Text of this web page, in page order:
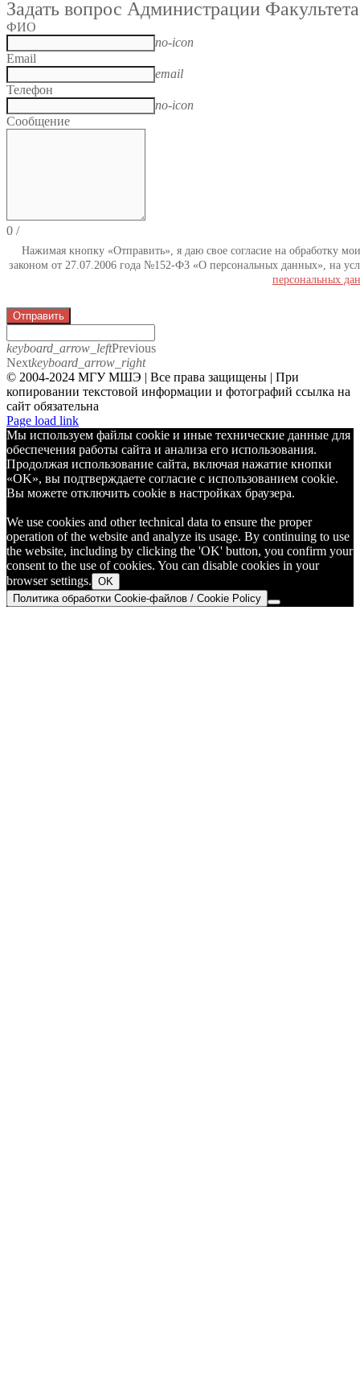
Задать вопрос Администрации Факультета
ФИО
no-icon
Email
email
Телефон
no-icon
Сообщение
0 /
Нажимая кнопку «Отправить», я даю свое согласие на обработку
законом от 27.07.2006 года №152-ФЗ «О персональных данных», на
персональных
Отправить
keyboard_arrow_leftPrevious
Nextkeyboard_arrow_right
© 2004-2024 МГУ МШЭ | Все права защищены | При
копировании текстовой информации и фотографий ссылка на
сайт обязательна
Telegram
Page load link
Мы используем файлы cookie и иные технические данные для
обеспечения работы сайта и анализа его использования.
Продолжая использование сайта, включая нажатие кнопки
«OK», вы подтверждаете согласие с использованием cookie.
Вы можете отключить cookie в настройках браузера.
We use cookies and other technical data to ensure the proper
operation of the website and analyze its usage. By continuing to use
the website, including by clicking the 'OK' button, you confirm your
consent to the use of cookies. You can disable cookies in your
browser settings. OK
Политика обработки Cookie-файлов / Cookie Policy